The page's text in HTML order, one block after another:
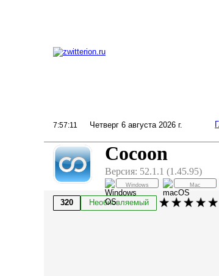
320 Необновляемый
Cocoon
Windows Mac
Версия: 52.1.1 (1.45.95)
7:57:11 Четверг 6 августа 2026 г.